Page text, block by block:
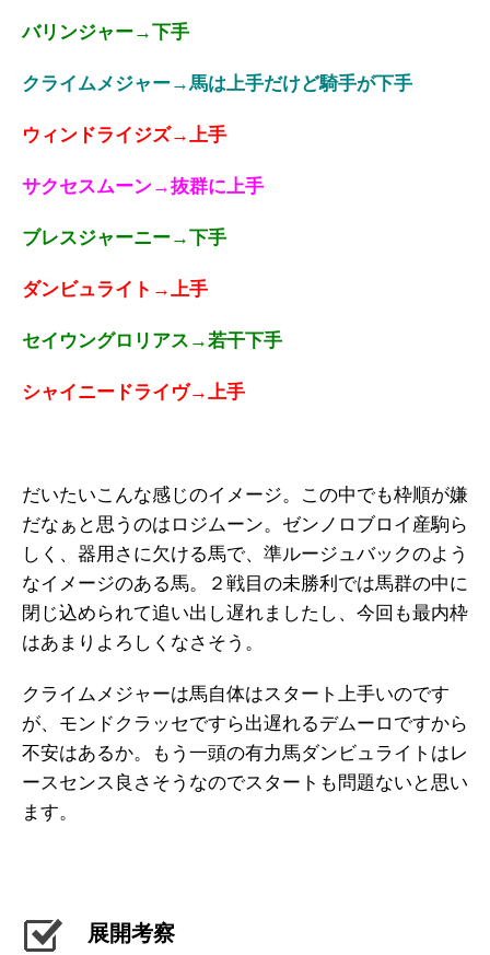
バリンジャー→下手
クライムメジャー→馬は上手だけど騎手が下手
ウィンドライジズ→上手
サクセスムーン→抜群に上手
ブレスジャーニー→下手
ダンビュライト→上手
セイウングロリアス→若干下手
シャイニードライヴ→上手
だいたいこんな感じのイメージ。この中でも枠順が嫌
だなぁと思うのはロジムーン。ゼンノロブロイ産駒ら
しく、器用さに欠ける馬で、準ルージュバックのよう
なイメージのある馬。２戦目の未勝利では馬群の中に
閉じ込められて追い出し遅れましたし、今回も最内枠
はあまりよろしくなさそう。
クライムメジャーは馬自体はスタート上手いのです
が、モンドクラッセですら出遅れるデムーロですから
不安はあるか。もう一頭の有力馬ダンビュライトはレ
ースセンス良さそうなのでスタートも問題ないと思い
ます。
展開考察